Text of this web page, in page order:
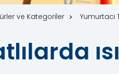
ve Kategoriler Yumurtacı